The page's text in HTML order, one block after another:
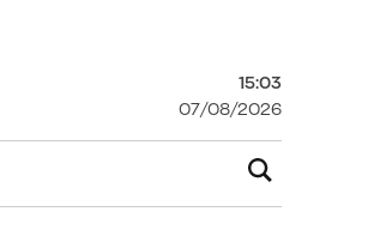
15:03
07/08/2026